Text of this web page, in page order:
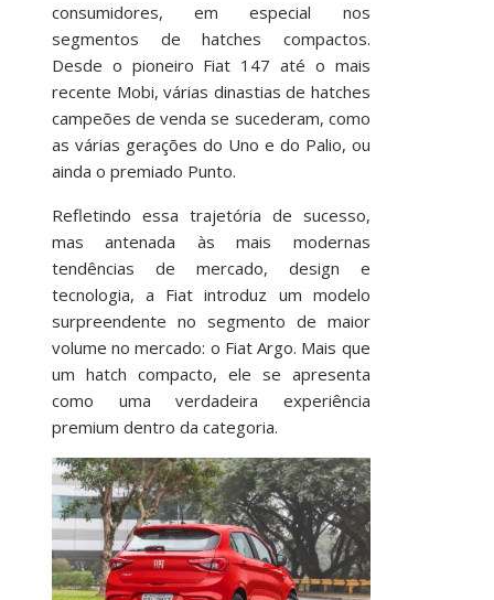
consumidores, em especial nos
segmentos de hatches compactos.
Desde o pioneiro Fiat 147 até o mais
recente Mobi, várias dinastias de hatches
campeões de venda se sucederam, como
as várias gerações do Uno e do Palio, ou
ainda o premiado Punto.
Refletindo essa trajetória de sucesso,
mas antenada às mais modernas
tendências de mercado, design e
tecnologia, a Fiat introduz um modelo
surpreendente no segmento de maior
volume no mercado: o Fiat Argo. Mais que
um hatch compacto, ele se apresenta
como uma verdadeira experiência
premium dentro da categoria.